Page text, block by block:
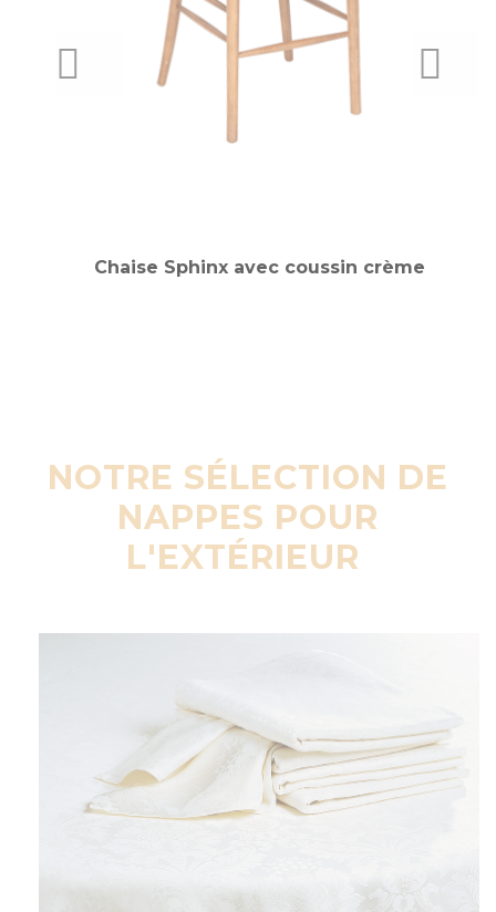
PREVIOUS
Chaise Sphinx avec coussin crème
NOTRE SÉLECTION DE
NAPPES POUR
L'EXTÉRIEUR